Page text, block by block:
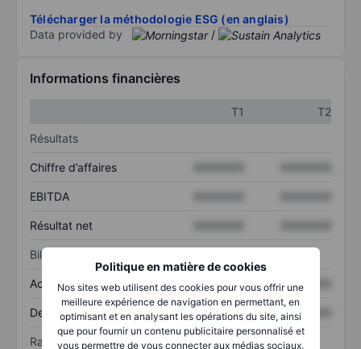
Politique en matière de cookies
Nos sites web utilisent des cookies pour vous offrir une
meilleure expérience de navigation en permettant, en
optimisant et en analysant les opérations du site, ainsi
que pour fournir un contenu publicitaire personnalisé et
vous permettre de vous connecter aux médias sociaux.
Télécharger la méthodologie ESG (en anglais)
Data provided by
/
Informations financières
T1
T2
Résultats
Chiffre d’affaires
EBITDA
Résultat net
Bilan
Actif total XXXXXXX XXXXXXX
Dette totale XXXXXXX XXXXXXX
Ratios